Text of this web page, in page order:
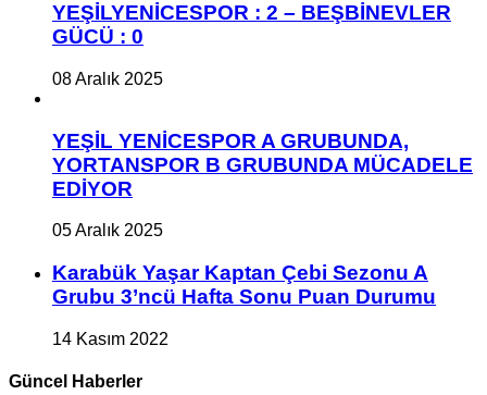
YEŞİLYENİCESPOR : 2 – BEŞBİNEVLER
GÜCÜ : 0
08 Aralık 2025
YEŞİL YENİCESPOR A GRUBUNDA,
YORTANSPOR B GRUBUNDA MÜCADELE
EDİYOR
05 Aralık 2025
Karabük Yaşar Kaptan Çebi Sezonu A
Grubu 3’ncü Hafta Sonu Puan Durumu
14 Kasım 2022
Güncel Haberler